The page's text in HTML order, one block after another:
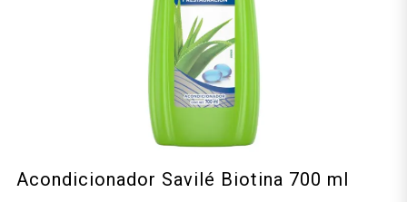
Acondicionador Savilé Biotina 700 ml